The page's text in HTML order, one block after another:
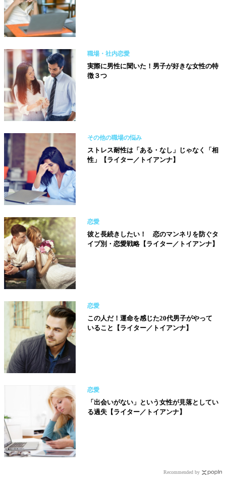
職場・社内恋愛
実際に男性に聞いた！男子が好きな女性の特
徴３つ
その他の職場の悩み
ストレス耐性は「ある・なし」じゃなく「相
性」【ライター／トイアンナ】
恋愛
彼と長続きしたい！ 恋のマンネリを防ぐタ
イプ別・恋愛戦略【ライター／トイアンナ】
恋愛
この人だ！運命を感じた20代男子がやって
いること【ライター／トイアンナ】
恋愛
「出会いがない」という女性が見落としてい
る過失【ライター／トイアンナ】
Recommended by